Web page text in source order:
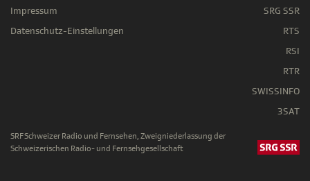
Impressum
Datenschutz-Einstellungen
SRG SSR
RTS
RSI
RTR
SWISSINFO
3SAT
SRF Schweizer Radio und Fernsehen, Zweigniederlassung der
Schweizerischen Radio- und Fernsehgesellschaft